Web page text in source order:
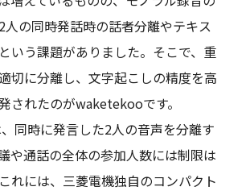
の同時発話時の話者分離やテキス
いう課題がありました。そこで、重
切に分離し、文字起こしの精度を高
されたのがwaketekooです。
同時に発言した2人の音声を分離す
や通話の全体の参加人数には制限は
れには、三菱電機独自のコンパクト